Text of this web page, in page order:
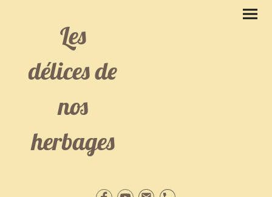
Les
délices de
nos
herbages